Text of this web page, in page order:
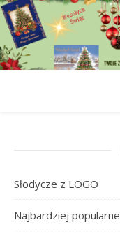
Słodycze z LOGO
Najbardziej popularne